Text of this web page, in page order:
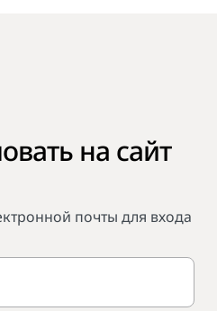
на сайт
почты для входа